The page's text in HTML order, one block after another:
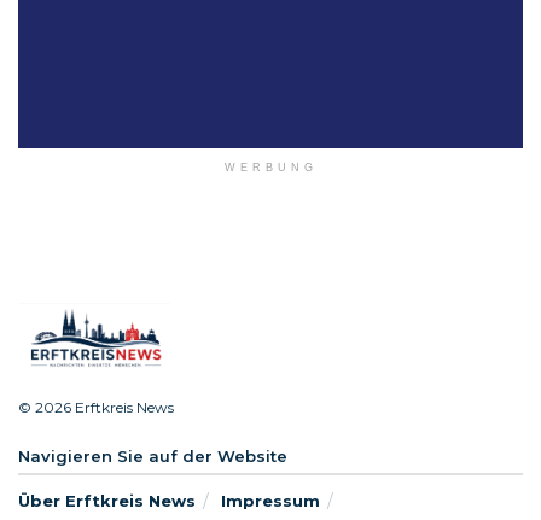
WERBUNG
© 2026 Erftkreis News
Navigieren Sie auf der Website
Über Erftkreis News Impressum